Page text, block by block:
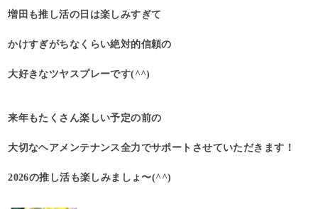
増田も推し活の日は楽しみすぎて
かけすぎがちなくらい絶対的信頼の
大好きなツヤスプレーです(^^)
来年もたくさん楽しい予定の前の
大切なヘアメンテナンス全力でサポートさせていただきます！
2026の推し活も楽しみましょ〜(^^)